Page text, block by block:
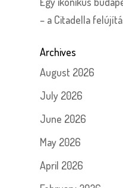
– a Citadella
Archives
August 2026
July 2026
June 2026
May 2026
April 2026